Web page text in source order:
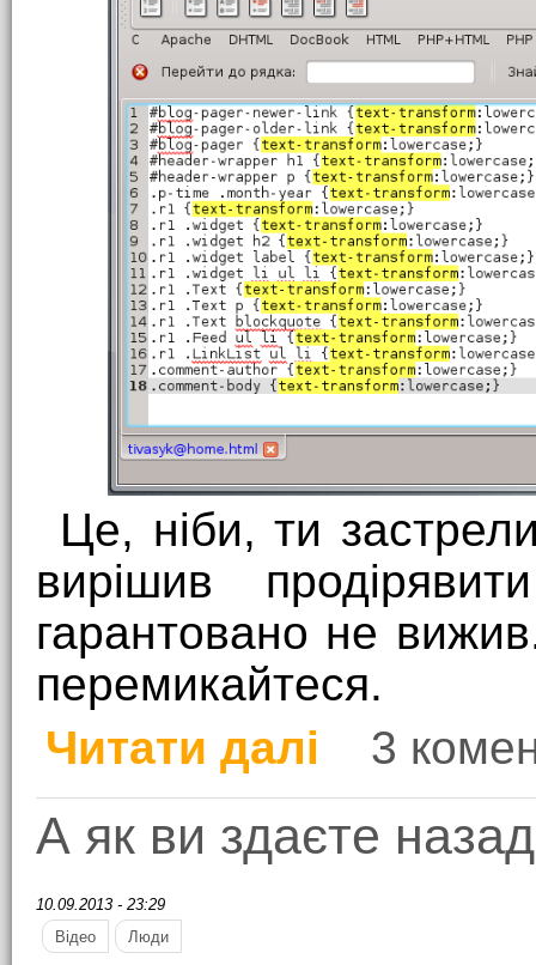
Це, ніби, ти
вирішив
гарантовано не
перемикайтеся.
Читати далі
про Капітофобія
3
А як ви здаєте
10.09.2013 - 23:29
Відео
Люди